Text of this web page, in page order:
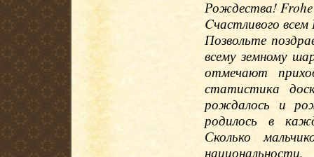
Рождества!
Cчастливого
Позвольте
всему земному
отмечают
статистика
рождалось и
родилось в
Сколько